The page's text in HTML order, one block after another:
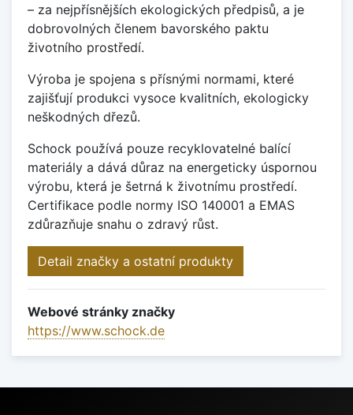
– za nejpřísnějších ekologických předpisů, a je
dobrovolných členem bavorského paktu
životního prostředí.
Výroba je spojena s přísnými normami, které
zajišťují produkci vysoce kvalitních, ekologicky
neškodných dřezů.
Schock používá pouze recyklovatelné balící
materiály a dává důraz na energeticky úspornou
výrobu, která je šetrná k životnímu prostředí.
Certifikace podle normy ISO 140001 a EMAS
zdůrazňuje snahu o zdravý růst.
Detail značky a ostatní produkty
Webové stránky značky
https://www.schock.de